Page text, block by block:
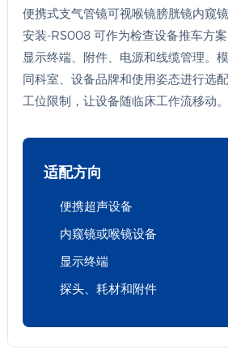
便携式支气管镜可视喉镜膀胱镜内窥
安装-RS008 可作为检查设备推车方案
显示终端、附件、电源和线缆管理。
同科室、设备品牌和使用姿态进行选
工位限制，让设备随临床工作流移动。
适配方向
便携超声设备
内窥镜或喉镜设备
显示终端
探头、耗材和附件